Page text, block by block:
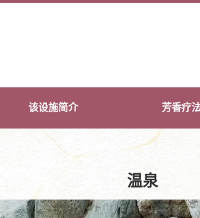
该设施简介 芳香疗
温泉